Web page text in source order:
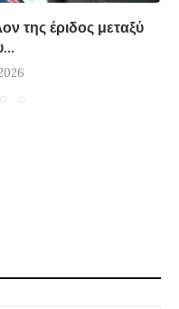
της έριδος μεταξύ